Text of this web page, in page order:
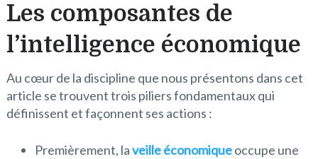
Les composantes de
l’intelligence économique
Au cœur de la discipline que nous présentons dans cet
article se trouvent trois piliers fondamentaux qui
définissent et façonnent ses actions :
Premièrement, laveille économiqueoccupe une